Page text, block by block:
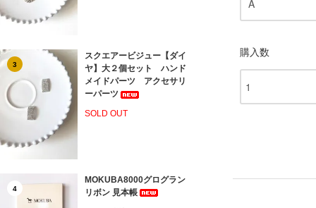
3
スクエアービジュー【ダイ
ヤ】大２個セット ハンド
メイドパーツ アクセサリ
ーパーツ
SOLD OUT
4
MOKUBA8000グログラン
リボン 見本帳
購入数